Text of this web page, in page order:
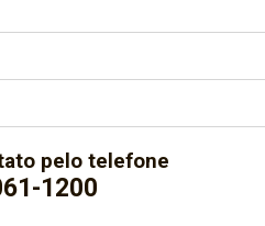
pelo telefone
1200